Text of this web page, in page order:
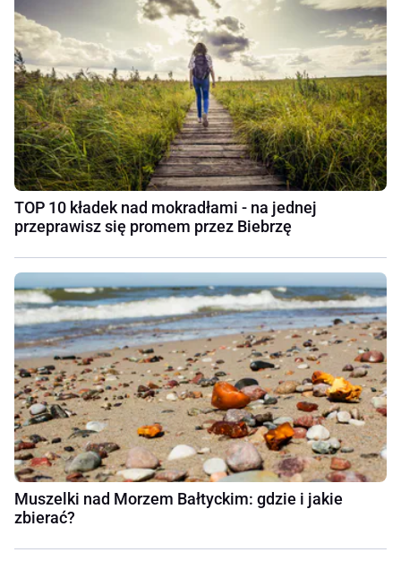
TOP 10 kładek nad mokradłami - na jednej
przeprawisz się promem przez Biebrzę
Muszelki nad Morzem Bałtyckim: gdzie i jakie
zbierać?